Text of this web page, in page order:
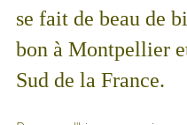
se fait de beau de
bon à Montpellier
Sud de la France.